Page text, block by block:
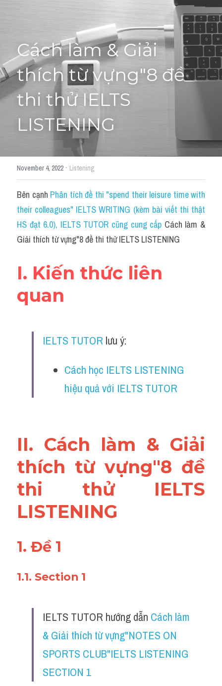
Pronunciation
Section 3
Section 4
Social issues
Section 2
Map
Transcript
Cam
Health and Medicine
Environment
Advice
Reading
Business
HỌC THỬ
Cách làm & Giải
thích từ vựng"8 đề
thi thử IELTS
LISTENING
November 4, 2022 · Listening
Bên cạnh Phân tích đề thi "spend their leisure time with
their colleagues" IELTS WRITING (kèm bài viết thi thật
HS đạt 6.0), IELTS TUTOR cũng cung cấp Cách làm &
Giải thích từ vựng"8 đề thi thử IELTS LISTENING
I. Kiến thức liên
quan
IELTS TUTOR lưu ý:
Cách học IELTS LISTENING
hiệu quả với IELTS TUTOR
II. Cách làm & Giải
thích từ vựng"8 đề
thi thử IELTS
LISTENING
1. Đề 1
1.1. Section 1
IELTS TUTOR hướng dẫn Cách làm
& Giải thích từ vựng"NOTES ON
SPORTS CLUB"IELTS LISTENING
SECTION 1